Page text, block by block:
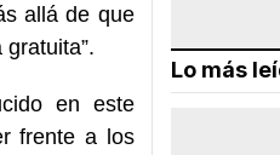
allá de que
en este
frente a los
Lo más